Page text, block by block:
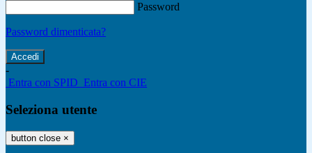
Password
Password dimenticata?
-
Entra con SPID Entra con CIE
Seleziona utente
button close ×